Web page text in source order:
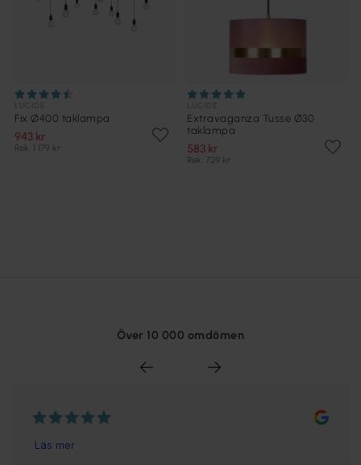
Fix Ø400 taklampa
943 kr
Rek. 1 179 kr
Extravaganza Tusse Ø30
taklampa
583 kr
Rek. 729 kr
Över 10 000 omdömen